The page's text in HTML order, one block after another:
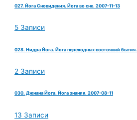
027. Йога Сновидения. Йога во сне. 2007-11-13
5 Записи
028. Нидра Йога. Йога переходных состояний бытия.
2 Записи
030. Джнана Йога. Йога знания. 2007-08-11
13 Записи